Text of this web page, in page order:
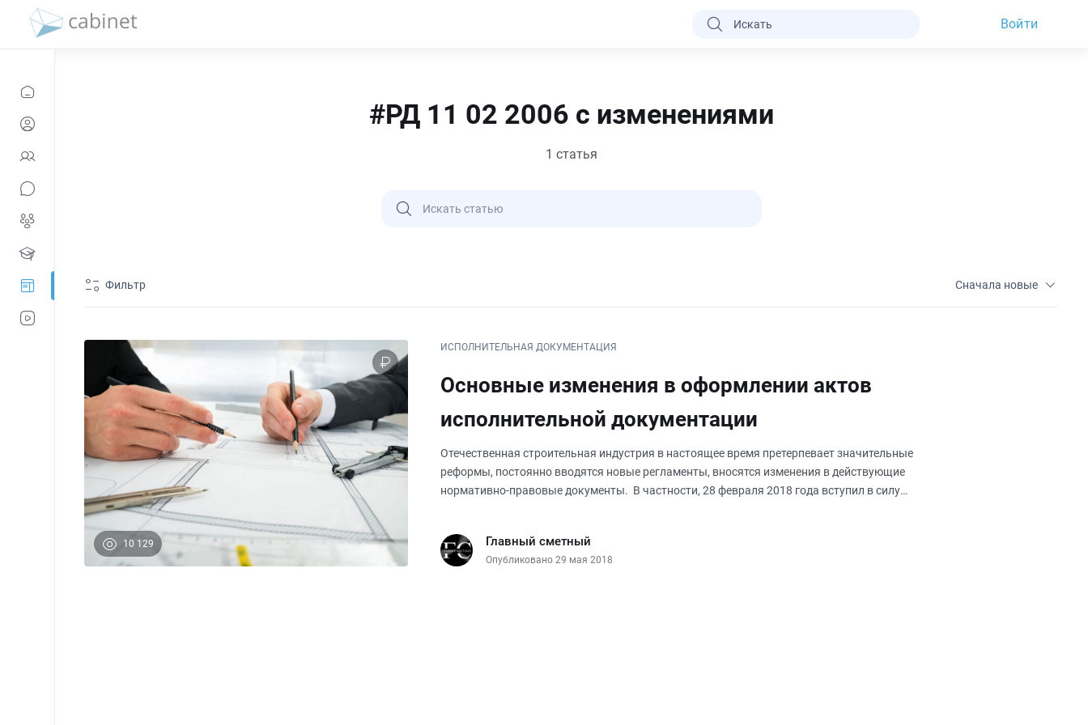
Войти
#РД 11 02 2006 с изменениями
1 статья
Фильтр Сначала новые
10 129
ИСПОЛНИТЕЛЬНАЯ ДОКУМЕНТАЦИЯ
Основные изменения в оформлении актов
исполнительной документации
Отечественная строительная индустрия в настоящее время претерпевает значительные
реформы, постоянно вводятся новые регламенты, вносятся изменения в действующие
нормативно-правовые документы. В частности, 28 февраля 2018 года вступил в силу
Главный сметный
Опубликовано 29 мая 2018